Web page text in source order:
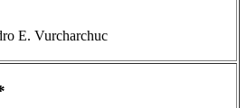
E. Vurcharchuc